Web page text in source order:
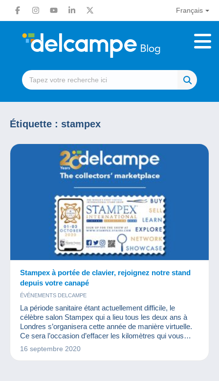
Français
Étiquette : stampex
Stampex à portée de clavier, rejoignez notre stand
depuis votre canapé
ÉVÉNEMENTS DELCAMPE
La période sanitaire étant actuellement difficile, le
célèbre salon Stampex qui a lieu tous les deux ans à
Londres s’organisera cette année de manière virtuelle.
Ce sera l’occasion d’effacer les kilomètres qui vous
éloignent de Londres et d’y participer en quelques clics !
16 septembre 2020